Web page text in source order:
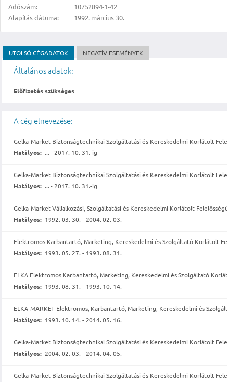
Adószám:
10752894-1-42
Alapítás dátuma:
1992. március 30.
UTOLSÓ CÉGADATOK NEGATÍV ESEMÉNYEK
Általános adatok:
Előfizetés szükséges
A cég elnevezése:
Gelka-Market Biztonságtechnikai Szolgáltatási és Kereskedelmi Korlátolt
Hatályos: ... - 2017. 10. 31.-ig
Gelka-Market Biztonságtechnikai Szolgáltatási és Kereskedelmi Korlátolt
Hatályos: ... - 2017. 10. 31.-ig
Gelka-Market Vállalkozási, Szolgáltatási és Kereskedelmi Korlátolt
Hatályos: 1992. 03. 30. - 2004. 02. 03.
Elektromos Karbantartó, Marketing, Kereskedelmi és Szolgáltató Korlátolt
Hatályos: 1993. 05. 27. - 1993. 08. 31.
ELKA Elektromos Karbantartó, Marketing, Kereskedelmi és Szolgáltató
Hatályos: 1993. 08. 31. - 1993. 10. 14.
ELKA-MARKET Elektromos, Karbantartó, Marketing, Kereskedelmi és
Hatályos: 1993. 10. 14. - 2014. 05. 16.
Gelka-Market Biztonságtechnikai Szolgáltatási és Kereskedelmi Korlátolt
Hatályos: 2004. 02. 03. - 2014. 04. 05.
Gelka-Market Biztonságtechnikai Szolgáltatási és Kereskedelmi Korlátolt